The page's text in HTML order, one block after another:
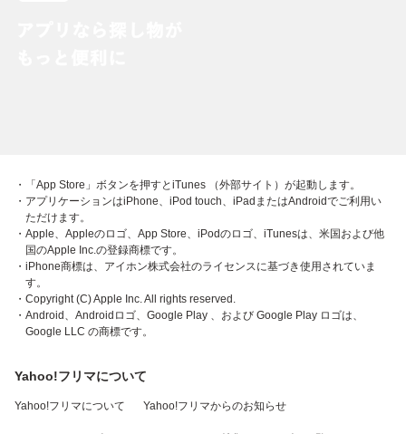
・「App Store」ボタンを押すとiTunes （外部サイト）が起動します。
・アプリケーションはiPhone、iPod touch、iPadまたはAndroidでご利用い
ただけます。
・Apple、Appleのロゴ、App Store、iPodのロゴ、iTunesは、米国および他
国のApple Inc.の登録商標です。
・iPhone商標は、アイホン株式会社のライセンスに基づき使用されていま
す。
・Copyright (C) Apple Inc. All rights reserved.
・Android、Androidロゴ、Google Play 、および Google Play ロゴは、
Google LLC の商標です。
Yahoo!フリマについて
Yahoo!フリマについて Yahoo!フリマからのお知らせ